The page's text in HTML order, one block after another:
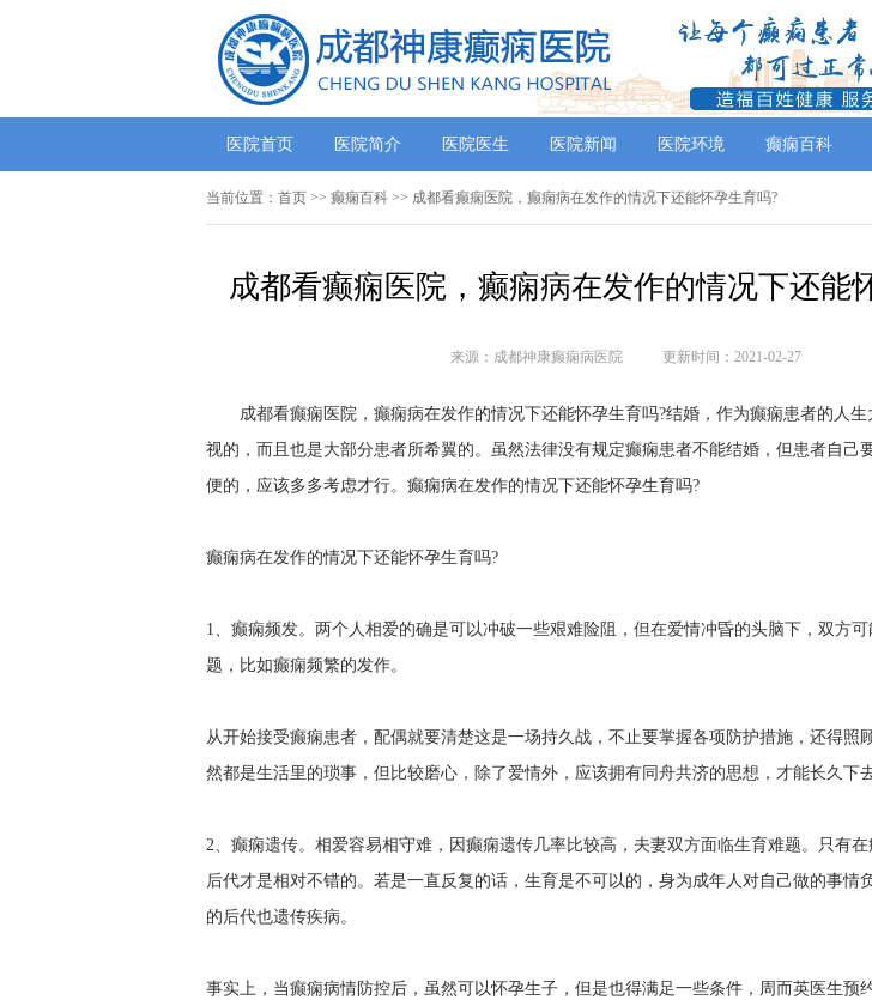
医院首页 医院简介 医院医生 医院新闻 医院环境 癫痫百科
当前位置： 首页 >> 癫痫百科 >> 成都看癫痫医院，癫痫病在发作的情况下还能怀孕生育吗?
成都看癫痫医院，癫痫病在发作的情况下还能
来源：成都神康癫痫病医院 更新时间：2021-02-27
成都看癫痫医院，癫痫病在发作的情况下还能怀孕生育吗?结婚，作为癫痫患者的人生
视的，而且也是大部分患者所希翼的。虽然法律没有规定癫痫患者不能结婚，但患者自己
便的，应该多多考虑才行。癫痫病在发作的情况下还能怀孕生育吗?
癫痫病在发作的情况下还能怀孕生育吗?
1、癫痫频发。两个人相爱的确是可以冲破一些艰难险阻，但在爱情冲昏的头脑下，双方
题，比如癫痫频繁的发作。
从开始接受癫痫患者，配偶就要清楚这是一场持久战，不止要掌握各项防护措施，还得照
然都是生活里的琐事，但比较磨心，除了爱情外，应该拥有同舟共济的思想，才能长久下去
2、癫痫遗传。相爱容易相守难，因癫痫遗传几率比较高，夫妻双方面临生育难题。只有在
后代才是相对不错的。若是一直反复的话，生育是不可以的，身为成年人对自己做的事情
的后代也遗传疾病。
事实上，当癫痫病情防控后，虽然可以怀孕生子，但是也得满足一些条件， 周而英医生预